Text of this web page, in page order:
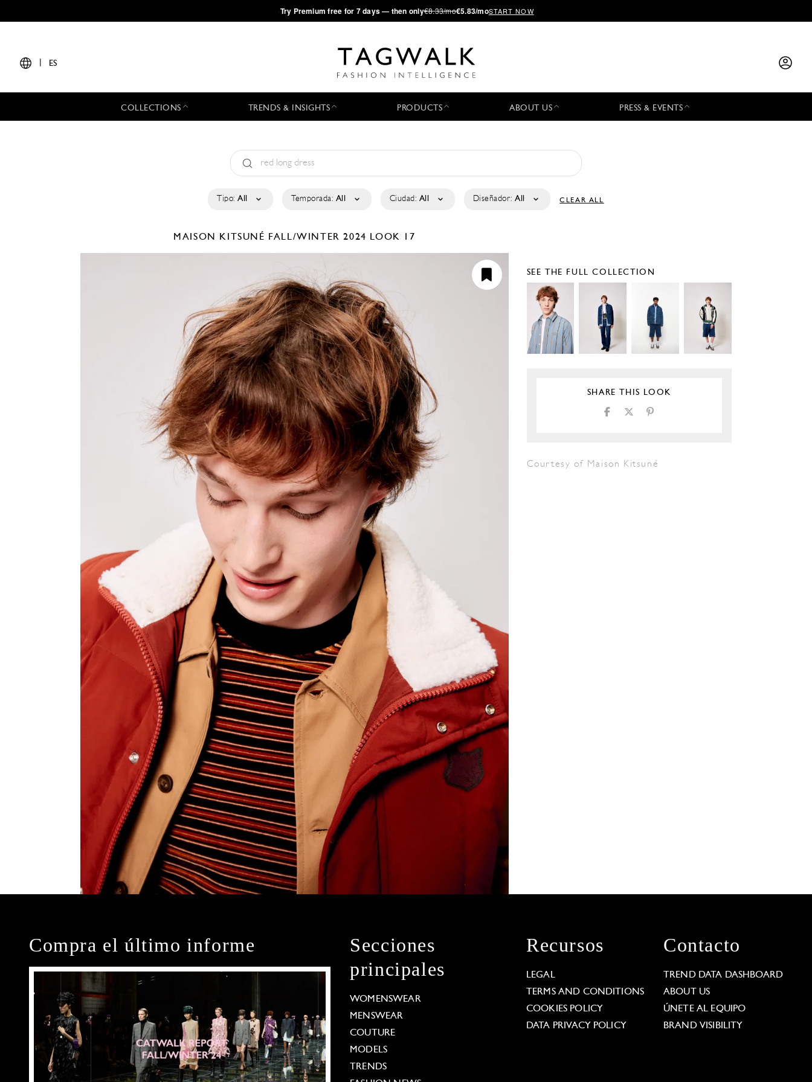
·Try Premium free for 7 days — then only€8.33/mo€5.83/moSTART NOW
ES
COLLECTIONS TRENDS & INSIGHTS PRODUCTS ABOUT US PRESS & EVENTS
Tipo: All Temporada: All Ciudad: All Diseñador: All CLEAR ALL
MAISON KITSUNÉ FALL/WINTER 2024 LOOK 17
SEE THE FULL COLLECTION
SHARE THIS LOOK
Courtesy of Maison Kitsuné
Compra el último informe
Secciones
principales
WOMENSWEAR
MENSWEAR
COUTURE
MODELS
TRENDS
Recursos
LEGAL
TERMS AND CONDITIONS
COOKIES POLICY
DATA PRIVACY POLICY
Contacto
TREND DATA DASHBOARD
ABOUT US
ÚNETE AL EQUIPO
BRAND VISIBILITY